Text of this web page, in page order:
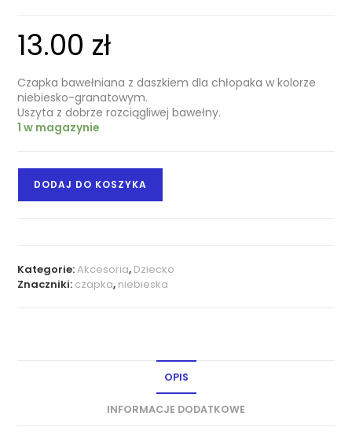
13.00 zł
Czapka bawełniana z daszkiem dla chłopaka w kolorze
niebiesko-granatowym.
Uszyta z dobrze rozciągliwej bawełny.
1 w magazynie
DODAJ DO KOSZYKA
Kategorie:Akcesoria, Dziecko
Znaczniki: czapka, niebieska
OPIS
INFORMACJE DODATKOWE